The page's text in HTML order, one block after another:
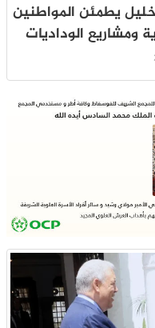
يطمئن المواطنين
ومشاريع الوداديات